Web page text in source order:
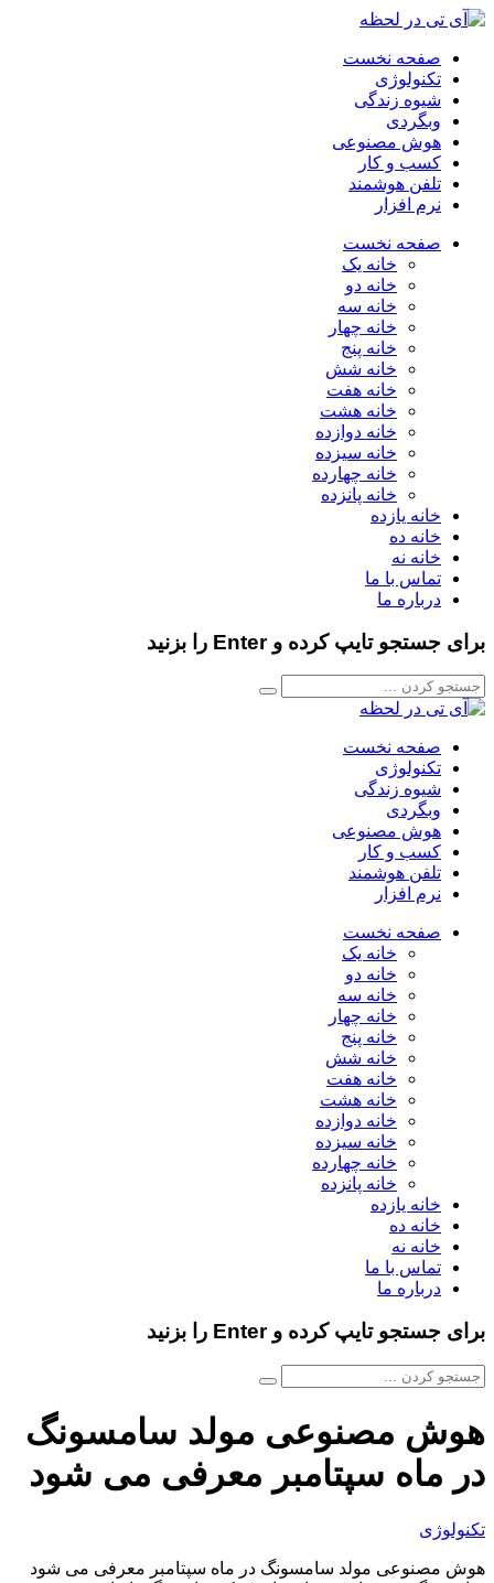
صفحه نخست
تکنولوژی
شیوه زندگی
وبگردی
هوش مصنوعی
کسب و کار
تلفن هوشمند
نرم افزار
صفحه نخست
خانه یک
خانه دو
خانه سه
خانه چهار
خانه پنج
خانه شش
خانه هفت
خانه هشت
خانه دوازده
خانه سیزده
خانه چهارده
خانه پانزده
خانه یازده
خانه ده
خانه نه
تماس با ما
درباره ما
برای جستجو تایپ کرده و Enter را بزنید
صفحه نخست
تکنولوژی
شیوه زندگی
وبگردی
هوش مصنوعی
کسب و کار
تلفن هوشمند
نرم افزار
صفحه نخست
خانه یک
خانه دو
خانه سه
خانه چهار
خانه پنج
خانه شش
خانه هفت
خانه هشت
خانه دوازده
خانه سیزده
خانه چهارده
خانه پانزده
خانه یازده
خانه ده
خانه نه
تماس با ما
درباره ما
برای جستجو تایپ کرده و Enter را بزنید
هوش مصنوعی مولد سامسونگ
در ماه سپتامبر معرفی می شود
تکنولوژی
هوش مصنوعی مولد سامسونگ در ماه سپتامبر معرفی می شود